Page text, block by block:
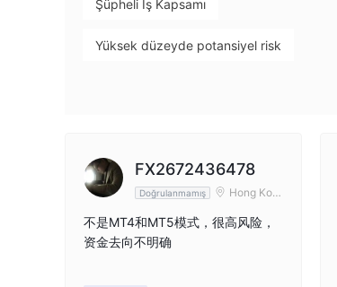
Şüpheli İş Kapsamı
Yüksek düzeyde potansiyel risk
FX2672436478
Doğrulanmamış
Hong Kon
不是MT4和MT5模式，很高风险，
资金去向不明确